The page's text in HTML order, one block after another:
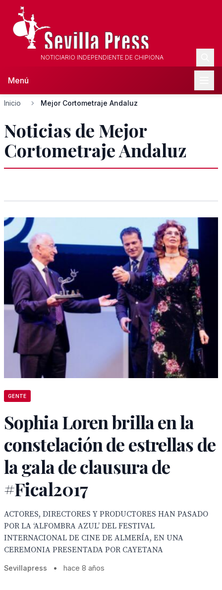
NOTICIARIO INDEPENDIENTE DE CHIPIONA
Menú
Inicio Mejor Cortometraje Andaluz
Noticias de Mejor
Cortometraje Andaluz
GENTE
Sophia Loren brilla en la
constelación de estrellas de
la gala de clausura de
#Fical2017
ACTORES, DIRECTORES Y PRODUCTORES HAN PASADO
POR LA ‘ALFOMBRA AZUL’ DEL FESTIVAL
INTERNACIONAL DE CINE DE ALMERÍA, EN UNA
CEREMONIA PRESENTADA POR CAYETANA
Sevillapress • hace 8 años